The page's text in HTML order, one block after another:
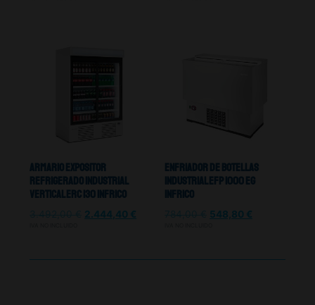
Armario Expositor
Refrigerado Industrial
Vertical Erc 130 Infrico
2.444,40 €
Enfriador De Botellas
Industrial Efp 1000 Eg
Infrico
548,80 €